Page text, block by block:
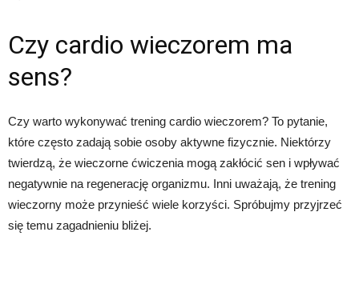
Czy cardio wieczorem ma
sens?
Czy warto wykonywać trening cardio wieczorem? To pytanie,
które często zadają sobie osoby aktywne fizycznie. Niektórzy
twierdzą, że wieczorne ćwiczenia mogą zakłócić sen i wpływać
negatywnie na regenerację organizmu. Inni uważają, że trening
wieczorny może przynieść wiele korzyści. Spróbujmy przyjrzeć
się temu zagadnieniu bliżej.